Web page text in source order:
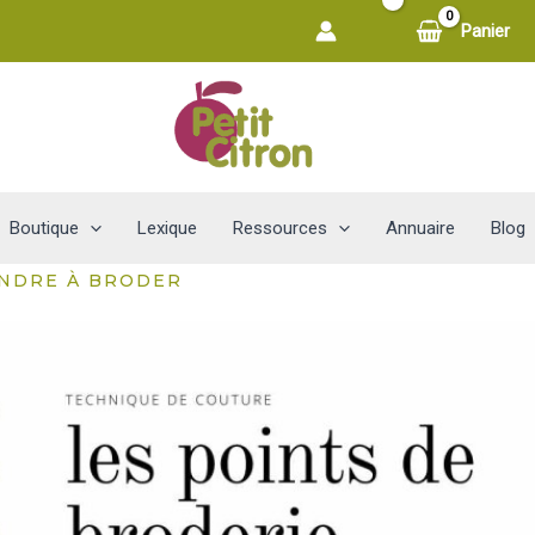
Panier
Boutique Lexique Ressources Annuaire Blog
À BRODER